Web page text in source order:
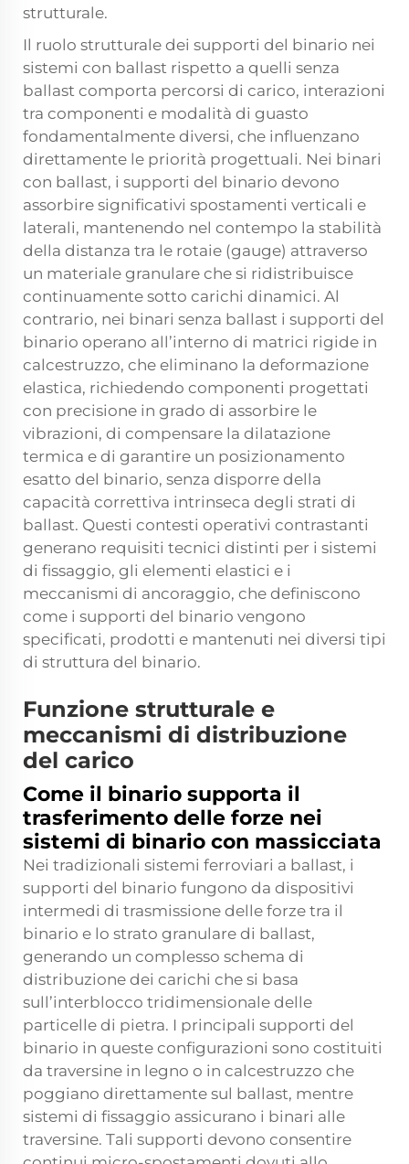
strutturale.
Il ruolo strutturale dei supporti del binario nei
sistemi con ballast rispetto a quelli senza
ballast comporta percorsi di carico, interazioni
tra componenti e modalità di guasto
fondamentalmente diversi, che influenzano
direttamente le priorità progettuali. Nei binari
con ballast, i supporti del binario devono
assorbire significativi spostamenti verticali e
laterali, mantenendo nel contempo la stabilità
della distanza tra le rotaie (gauge) attraverso
un materiale granulare che si ridistribuisce
continuamente sotto carichi dinamici. Al
contrario, nei binari senza ballast i supporti del
binario operano all’interno di matrici rigide in
calcestruzzo, che eliminano la deformazione
elastica, richiedendo componenti progettati
con precisione in grado di assorbire le
vibrazioni, di compensare la dilatazione
termica e di garantire un posizionamento
esatto del binario, senza disporre della
capacità correttiva intrinseca degli strati di
ballast. Questi contesti operativi contrastanti
generano requisiti tecnici distinti per i sistemi
di fissaggio, gli elementi elastici e i
meccanismi di ancoraggio, che definiscono
come i supporti del binario vengono
specificati, prodotti e mantenuti nei diversi tipi
di struttura del binario.
Funzione strutturale e
meccanismi di distribuzione
del carico
Come il binario supporta il
trasferimento delle forze nei
sistemi di binario con massicciata
Nei tradizionali sistemi ferroviari a ballast, i
supporti del binario fungono da dispositivi
intermedi di trasmissione delle forze tra il
binario e lo strato granulare di ballast,
generando un complesso schema di
distribuzione dei carichi che si basa
sull’interblocco tridimensionale delle
particelle di pietra. I principali supporti del
binario in queste configurazioni sono costituiti
da traversine in legno o in calcestruzzo che
poggiano direttamente sul ballast, mentre
sistemi di fissaggio assicurano i binari alle
traversine. Tali supporti devono consentire